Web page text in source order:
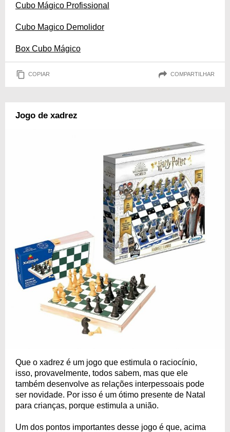
Cubo Mágico Profissional
Cubo Magico Demolidor
Box Cubo Mágico
COPIAR COMPARTILHAR
Jogo de xadrez
Que o xadrez é um jogo que estimula o raciocínio,
isso, provavelmente, todos sabem, mas que ele
também desenvolve as relações interpessoais pode
ser novidade. Por isso é um ótimo presente de Natal
para crianças, porque estimula a união.
Um dos pontos importantes desse jogo é que, acima